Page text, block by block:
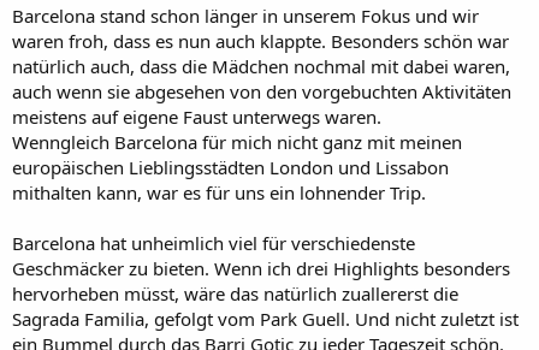
Barcelona stand schon länger in unserem Fokus und wir
waren froh, dass es nun auch klappte. Besonders schön war
natürlich auch, dass die Mädchen nochmal mit dabei waren,
auch wenn sie abgesehen von den vorgebuchten Aktivitäten
meistens auf eigene Faust unterwegs waren.
Wenngleich Barcelona für mich nicht ganz mit meinen
europäischen Lieblingsstädten London und Lissabon
mithalten kann, war es für uns ein lohnender Trip.
Barcelona hat unheimlich viel für verschiedenste
Geschmäcker zu bieten. Wenn ich drei Highlights besonders
hervorheben müsst, wäre das natürlich zuallererst die
Sagrada Familia, gefolgt vom Park Guell. Und nicht zuletzt ist
ein Bummel durch das Barri Gotic zu jeder Tageszeit schön.